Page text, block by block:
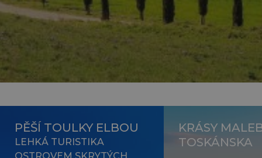
PĚŠÍ TOULKY ELBOU
LEHKÁ TURISTIKA
KRÁSY
TOSKÁNSKA